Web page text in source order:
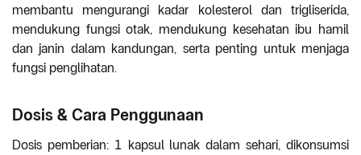
membantu mengurangi kadar kolesterol dan trigliserida,
mendukung fungsi otak, mendukung kesehatan ibu hamil
dan janin dalam kandungan, serta penting untuk menjaga
fungsi penglihatan.
Dosis & Cara Penggunaan
Dosis pemberian: 1 kapsul lunak dalam sehari, dikonsumsi